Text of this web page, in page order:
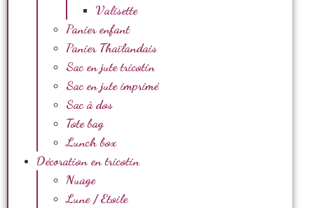
Valisette
Panier enfant
Panier Thaïlandais
Sac en jute tricotin
Sac en jute imprimé
Sac à dos
Tote bag
Lunch box
Décoration en tricotin
Nuage
Lune / Etoile